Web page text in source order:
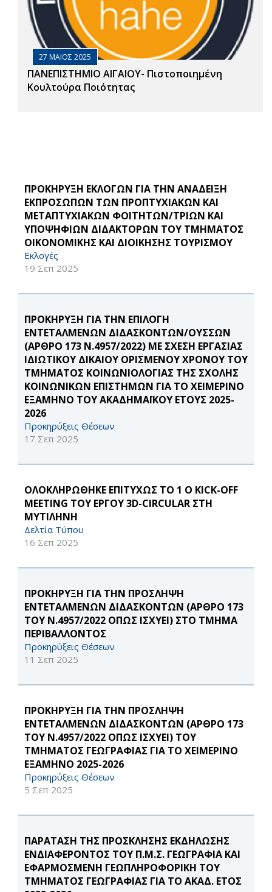
27 ΜΑΙΟΣ 2025
ΠΑΝΕΠΙΣΤΗΜΙΟ ΑΙΓΑΙΟΥ- Πιστοποιημένη
Κουλτούρα Ποιότητας
ΠΡΟΚΗΡΥΞΗ ΕΚΛΟΓΩΝ ΓΙΑ ΤΗΝ ΑΝΑΔΕΙΞΗ
ΕΚΠΡΟΣΩΠΩΝ ΤΩΝ ΠΡΟΠΤΥΧΙΑΚΩΝ ΚΑΙ
ΜΕΤΑΠΤΥΧΙΑΚΩΝ ΦΟΙΤΗΤΩΝ/ΤΡΙΩΝ ΚΑΙ
ΥΠΟΨΗΦΙΩΝ ΔΙΔΑΚΤΟΡΩΝ ΤΟΥ ΤΜΗΜΑΤΟΣ
ΟΙΚΟΝΟΜΙΚΗΣ ΚΑΙ ΔΙΟΙΚΗΣΗΣ ΤΟΥΡΙΣΜΟΥ
Εκλογές
19 Σεπ 2025
ΠΡΟΚΗΡΥΞΗ ΓΙΑ ΤΗΝ ΕΠΙΛΟΓΗ
ΕΝΤΕΤΑΛΜΕΝΩΝ ΔΙΔΑΣΚΟΝΤΩΝ/ΟΥΣΣΩΝ
(ΑΡΘΡΟ 173 Ν.4957/2022) ΜΕ ΣΧΕΣΗ ΕΡΓΑΣΙΑΣ
ΙΔΙΩΤΙΚΟΥ ΔΙΚΑΙΟΥ ΟΡΙΣΜΕΝΟΥ ΧΡΟΝΟΥ ΤΟΥ
ΤΜΗΜΑΤΟΣ ΚΟΙΝΩΝΙΟΛΟΓΙΑΣ ΤΗΣ ΣΧΟΛΗΣ
ΚΟΙΝΩΝΙΚΩΝ ΕΠΙΣΤΗΜΩΝ ΓΙΑ ΤΟ ΧΕΙΜΕΡΙΝΟ
ΕΞΑΜΗΝΟ ΤΟΥ ΑΚΑΔΗΜΑΪΚΟΥ ΕΤΟΥΣ 2025-
2026
Προκηρύξεις Θέσεων
17 Σεπ 2025
ΟΛΟΚΛΗΡΩΘΗΚΕ ΕΠΙΤΥΧΩΣ ΤΟ 1 Ο KICK-OFF
MEETING ΤΟΥ ΕΡΓΟΥ 3D-CIRCULAR ΣΤΗ
ΜΥΤΙΛΗΝΗ
Δελτία Τύπου
16 Σεπ 2025
ΠΡΟΚΗΡΥΞΗ ΓΙΑ ΤΗΝ ΠΡΟΣΛΗΨΗ
ΕΝΤΕΤΑΛΜΕΝΩΝ ΔΙΔΑΣΚΟΝΤΩΝ (ΑΡΘΡΟ 173
ΤΟΥ Ν.4957/2022 ΟΠΩΣ ΙΣΧΥΕΙ) ΣΤΟ ΤΜΗΜΑ
ΠΕΡΙΒΑΛΛΟΝΤΟΣ
Προκηρύξεις Θέσεων
11 Σεπ 2025
ΠΡΟΚΗΡΥΞΗ ΓΙΑ ΤΗΝ ΠΡΟΣΛΗΨΗ
ΕΝΤΕΤΑΛΜΕΝΩΝ ΔΙΔΑΣΚΟΝΤΩΝ (ΑΡΘΡΟ 173
ΤΟΥ Ν.4957/2022 ΟΠΩΣ ΙΣΧΥΕΙ) ΤΟΥ
ΤΜΗΜΑΤΟΣ ΓΕΩΓΡΑΦΙΑΣ ΓΙΑ ΤΟ ΧΕΙΜΕΡΙΝΟ
ΕΞΑΜΗΝΟ 2025-2026
Προκηρύξεις Θέσεων
5 Σεπ 2025
ΠΑΡΑΤΑΣΗ ΤΗΣ ΠΡΟΣΚΛΗΣΗΣ ΕΚΔΗΛΩΣΗΣ
ΕΝΔΙΑΦΕΡΟΝΤΟΣ ΤΟΥ Π.Μ.Σ. ΓΕΩΓΡΑΦΙΑ ΚΑΙ
ΕΦΑΡΜΟΣΜΕΝΗ ΓΕΩΠΛΗΡΟΦΟΡΙΚΗ ΤΟΥ
ΤΜΗΜΑΤΟΣ ΓΕΩΓΡΑΦΙΑΣ ΓΙΑ ΤΟ ΑΚΑΔ. ΕΤΟΣ